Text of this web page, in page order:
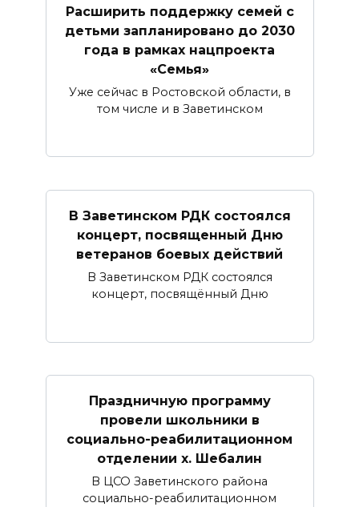
Расширить поддержку семей с
детьми запланировано до 2030
года в рамках нацпроекта
«Семья»
Уже сейчас в Ростовской области, в
том числе и в Заветинском
В Заветинском РДК состоялся
концерт, посвященный Дню
ветеранов боевых действий
В Заветинском РДК состоялся
концерт, посвящённый Дню
Праздничную программу
провели школьники в
социально-реабилитационном
отделении х. Шебалин
В ЦСО Заветинского района
социально-реабилитационном